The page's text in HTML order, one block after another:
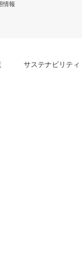
情報
サステナビリティ